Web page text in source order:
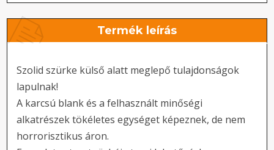
Termék leírás
Szolid szürke külső alatt meglepő tulajdonságok
lapulnak!
A karcsú blank és a felhasznált minőségi
alkatrészek tökéletes egységet képeznek, de nem
horrorisztikus áron.